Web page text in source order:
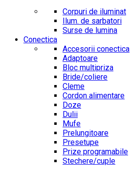
Corpuri de iluminat
Ilum. de sarbatori
Surse de lumina
Conectica
Accesorii conectica
Adaptoare
Bloc multipriza
Bride/coliere
Cleme
Cordon alimentare
Doze
Dulii
Mufe
Prelungitoare
Presetupe
Prize programabile
Stechere/cuple